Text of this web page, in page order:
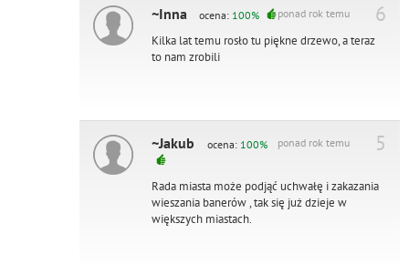
~Inna 6
ponad rok temu
ocena: 100%
Kilka lat temu rosło tu piękne drzewo, a teraz
to nam zrobili
~Jakub 5
ponad rok temu
ocena: 100%
Rada miasta może podjąć uchwałę i zakazania
wieszania banerów , tak się już dzieje w
większych miastach.